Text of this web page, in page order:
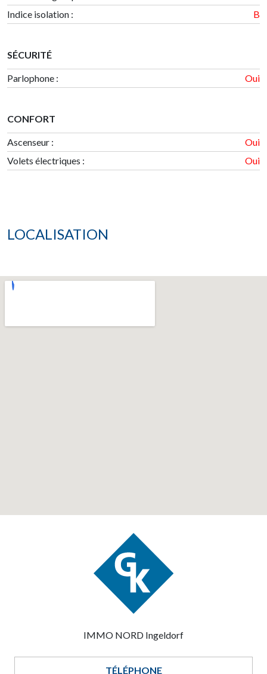
Indice isolation : B
SÉCURITÉ
Parlophone : Oui
CONFORT
Ascenseur :
Oui
Volets électriques :
Oui
LOCALISATION
IMMO NORD Ingeldorf
TÉLÉPHONE